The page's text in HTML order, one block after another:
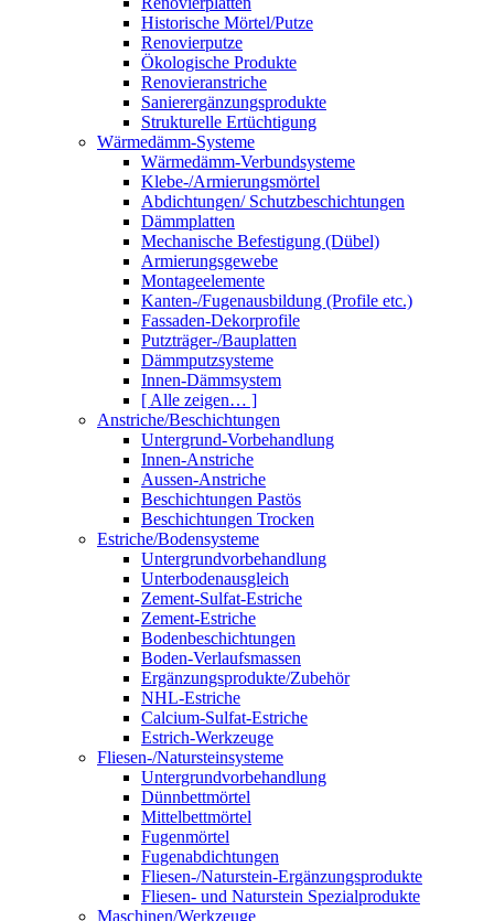
Historische Mörtel/Putze
Renovierputze
Ökologische Produkte
Renovieranstriche
Sanierergänzungsprodukte
Strukturelle Ertüchtigung
Wärmedämm-Systeme
Wärmedämm-Verbundsysteme
Klebe-/Armierungsmörtel
Abdichtungen/ Schutzbeschichtungen
Dämmplatten
Mechanische Befestigung (Dübel)
Armierungsgewebe
Montageelemente
Kanten-/Fugenausbildung (Profile etc.)
Fassaden-Dekorprofile
Putzträger-/Bauplatten
Dämmputzsysteme
Innen-Dämmsystem
[ Alle zeigen… ]
Anstriche/Beschichtungen
Untergrund-Vorbehandlung
Innen-Anstriche
Aussen-Anstriche
Beschichtungen Pastös
Beschichtungen Trocken
Estriche/Bodensysteme
Untergrundvorbehandlung
Unterbodenausgleich
Zement-Sulfat-Estriche
Zement-Estriche
Bodenbeschichtungen
Boden-Verlaufsmassen
Ergänzungsprodukte/Zubehör
NHL-Estriche
Calcium-Sulfat-Estriche
Estrich-Werkzeuge
Fliesen-/Natursteinsysteme
Untergrundvorbehandlung
Dünnbettmörtel
Mittelbettmörtel
Fugenmörtel
Fugenabdichtungen
Fliesen-/Naturstein-Ergänzungsprodukte
Fliesen- und Naturstein Spezialprodukte
Maschinen/Werkzeuge